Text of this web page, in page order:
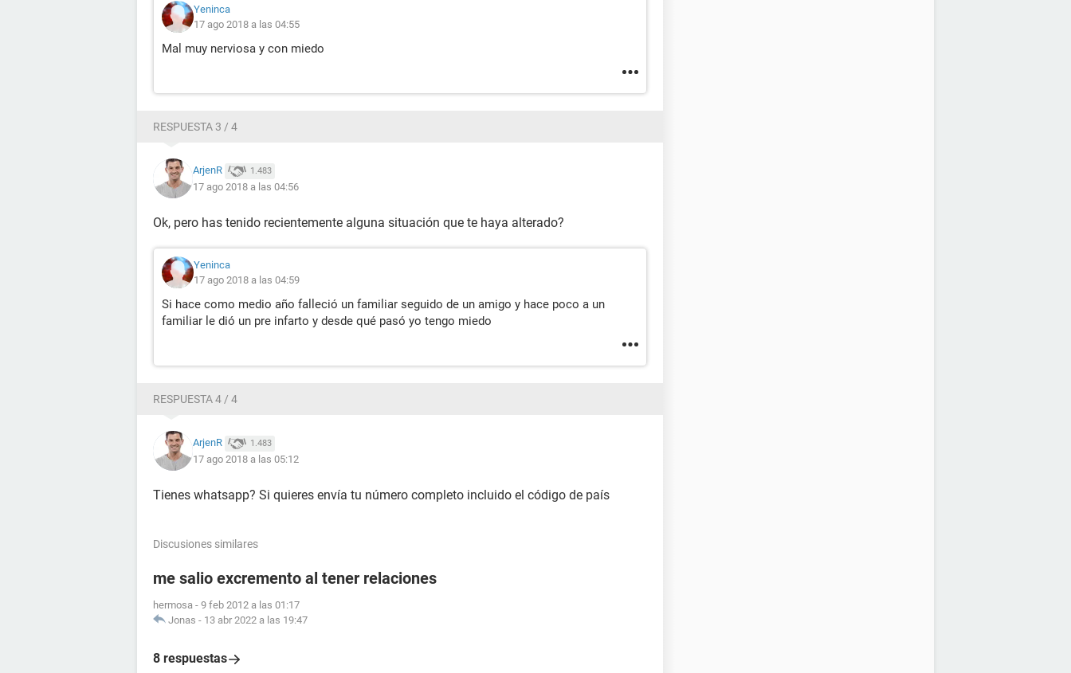
Yeninca
17 ago 2018 a las 04:55
Mal muy nerviosa y con miedo
RESPUESTA 3 / 4
ArjenR 1.483
17 ago 2018 a las 04:56
Ok, pero has tenido recientemente alguna situación que te haya alterado?
Yeninca
17 ago 2018 a las 04:59
Si hace como medio año falleció un familiar seguido de un amigo y hace poco a un
familiar le dió un pre infarto y desde qué pasó yo tengo miedo
RESPUESTA 4 / 4
ArjenR 1.483
17 ago 2018 a las 05:12
Tienes whatsapp? Si quieres envía tu número completo incluido el código de país
Discusiones similares
me salio excremento al tener relaciones
hermosa - 9 feb 2012 a las 01:17
Jonas - 13 abr 2022 a las 19:47
8 respuestas